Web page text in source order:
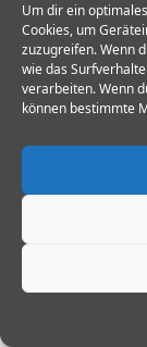
Um dir ein
Cookies, um
zuzugreifen. Wenn
wie das
verarbeiten. Wenn
können bestimmte
(https://
ut?hl=de
durch
Ihrer
diesem